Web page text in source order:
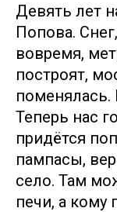
Девять лет
Попова.
вовремя,
построят,
поменялась.
Теперь нас
придётся
пампасы,
село. Там
печи, а кому